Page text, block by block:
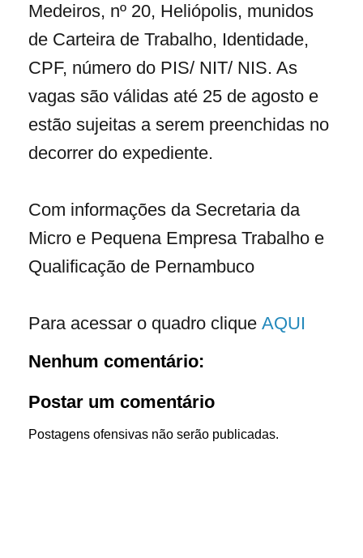
Medeiros, nº 20, Heliópolis, munidos
de Carteira de Trabalho, Identidade,
CPF, número do PIS/ NIT/ NIS. As
vagas são válidas até 25 de agosto e
estão sujeitas a serem preenchidas no
decorrer do expediente.
Com informações da Secretaria da
Micro e Pequena Empresa Trabalho e
Qualificação de Pernambuco
Para acessar o quadro clique AQUI
Nenhum comentário:
Postar um comentário
Postagens ofensivas não serão publicadas.